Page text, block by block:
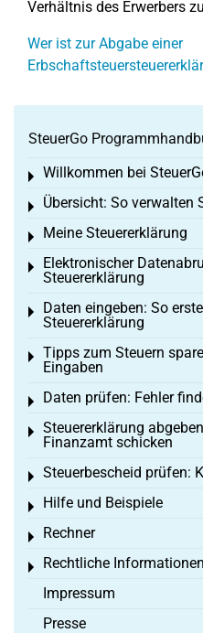
Verhältnis des Erwerbers
Wer ist zur Abgabe einer
SteuerGo
Willkommen bei
Toggle menu
Übersicht: So verwalten
Toggle menu
Meine Steuererklärung
Toggle menu
Elektronischer
Steuererklärung
Toggle menu
Daten eingeben: So
Steuererklärung
Toggle menu
Tipps zum Steuern
Eingaben
Toggle menu
Daten prüfen: Fehler
Toggle menu
Steuererklärung
Finanzamt schicken
Toggle menu
Steuerbescheid prüfen:
Toggle menu
Hilfe und Beispiele
Toggle menu
Rechner
Toggle menu
Rechtliche Informationen
Toggle menu
Impressum
Presse